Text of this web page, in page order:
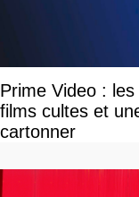
Prime Video :
films cultes et
cartonner